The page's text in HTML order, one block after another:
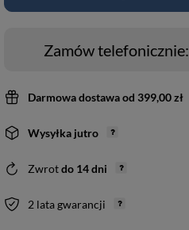
Zamów telefonicznie:
Darmowa dostawaod 399,00 zł
Wysyłka jutro
Zwrotdo 14dni
2 lata gwarancji